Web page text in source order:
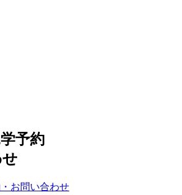
予約
お問い合わせ